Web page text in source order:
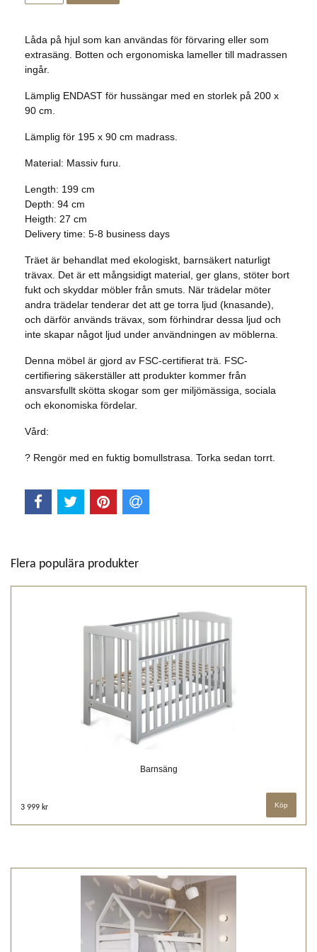
Låda på hjul som kan användas för förvaring eller som
extrasäng. Botten och ergonomiska lameller till madrassen
ingår.
Lämplig ENDAST för hussängar med en storlek på 200 x
90 cm.
Lämplig för 195 x 90 cm madrass.
Material: Massiv furu.
Length: 199 cm
Depth: 94 cm
Heigth: 27 cm
Delivery time: 5-8 business days
Träet är behandlat med ekologiskt, barnsäkert naturligt
trävax. Det är ett mångsidigt material, ger glans, stöter bort
fukt och skyddar möbler från smuts. När trädelar möter
andra trädelar tenderar det att ge torra ljud (knasande),
och därför används trävax, som förhindrar dessa ljud och
inte skapar något ljud under användningen av möblerna.
Denna möbel är gjord av FSC-certifierat trä. FSC-
certifiering säkerställer att produkter kommer från
ansvarsfullt skötta skogar som ger miljömässiga, sociala
och ekonomiska fördelar.
Vård:
? Rengör med en fuktig bomullstrasa. Torka sedan torrt.
Flera populära produkter
Barnsäng
3 999 kr